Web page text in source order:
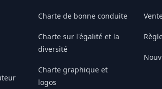
Charte de bonne conduite
Charte sur l'égalité et la
diversité
Charte graphique et
logos